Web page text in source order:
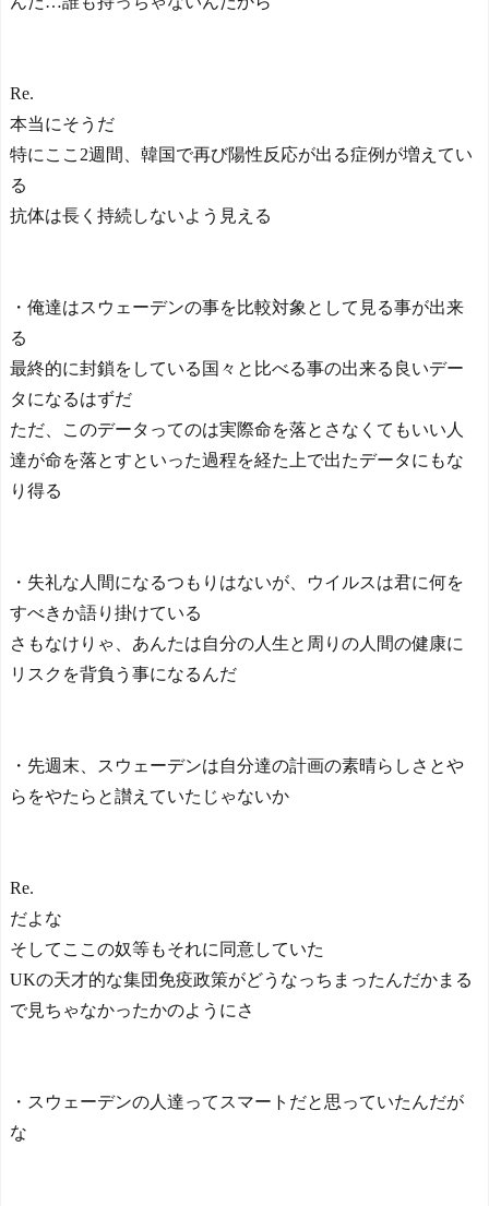
Re.
本当にそうだ
特にここ2週間、韓国で再び陽性反応が出る症例が増えてい
る
抗体は長く持続しないよう見える
・俺達はスウェーデンの事を比較対象として見る事が出来
る
最終的に封鎖をしている国々と比べる事の出来る良いデー
タになるはずだ
ただ、このデータってのは実際命を落とさなくてもいい人
達が命を落とすといった過程を経た上で出たデータにもな
り得る
・失礼な人間になるつもりはないが、ウイルスは君に何を
すべきか語り掛けている
さもなけりゃ、あんたは自分の人生と周りの人間の健康に
リスクを背負う事になるんだ
・先週末、スウェーデンは自分達の計画の素晴らしさとや
らをやたらと讃えていたじゃないか
Re.
だよな
そしてここの奴等もそれに同意していた
UKの天才的な集団免疫政策がどうなっちまったんだかまる
で見ちゃなかったかのようにさ
・スウェーデンの人達ってスマートだと思っていたんだが
な